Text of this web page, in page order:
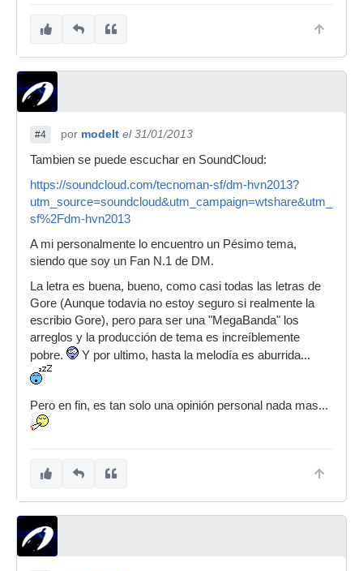
#4 por modelt el 31/01/2013
Tambien se puede escuchar en SoundCloud:
https://soundcloud.com/tecnoman-sf/dm-hvn2013?
sf%2Fdm-hvn2013
A mi personalmente lo encuentro un Pésimo tema,
siendo que soy un Fan N.1 de DM.
La letra es buena, bueno, como casi todas las letras de
Gore (Aunque todavia no estoy seguro si realmente la
escribio Gore), pero para ser una "MegaBanda" los
arreglos y la producción de tema es increíblemente
pobre.
Y por ultimo, hasta la melodía es aburrida...
Pero en fin, es tan solo una opinión personal nada mas...